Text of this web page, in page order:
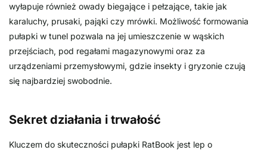
wyłapuje również owady biegające i pełzające, takie jak
karaluchy, prusaki, pająki czy mrówki. Możliwość formowania
pułapki w tunel pozwala na jej umieszczenie w wąskich
przejściach, pod regałami magazynowymi oraz za
urządzeniami przemysłowymi, gdzie insekty i gryzonie czują
się najbardziej swobodnie.
Sekret działania i trwałość
Kluczem do skuteczności pułapki RatBook jest lep o